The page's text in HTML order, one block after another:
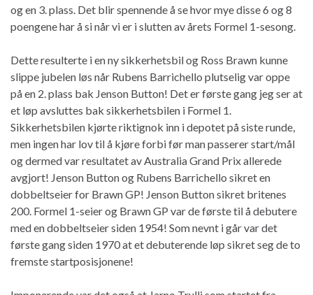
og en 3. plass. Det blir spennende å se hvor mye disse 6 og 8
poengene har å si når vi er i slutten av årets Formel 1-sesong.
Dette resulterte i en ny sikkerhetsbil og Ross Brawn kunne
slippe jubelen løs når Rubens Barrichello plutselig var oppe
på en 2. plass bak Jenson Button! Det er første gang jeg ser at
et løp avsluttes bak sikkerhetsbilen i Formel 1.
Sikkerhetsbilen kjørte riktignok inn i depotet på siste runde,
men ingen har lov til å kjøre forbi før man passerer start/mål
og dermed var resultatet av Australia Grand Prix allerede
avgjort! Jenson Button og Rubens Barrichello sikret en
dobbeltseier for Brawn GP! Jenson Button sikret britenes
200. Formel 1-seier og Brawn GP var de første til å debutere
med en dobbeltseier siden 1954! Som nevnt i går var det
første gang siden 1970 at et debuterende løp sikret seg de to
fremste startposisjonene!